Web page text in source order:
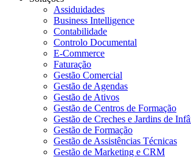
Assiduidades
Business Intelligence
Contabilidade
Controlo Documental
E-Commerce
Faturação
Gestão Comercial
Gestão de Agendas
Gestão de Ativos
Gestão de Centros de Formação
Gestão de Creches e Jardins de
Gestão de Formação
Gestão de Assistências Técnicas
Gestão de Marketing e CRM